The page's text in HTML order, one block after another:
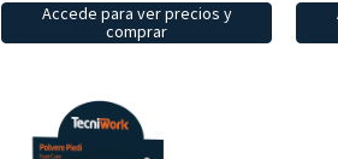
Accede para ver precios y
comprar